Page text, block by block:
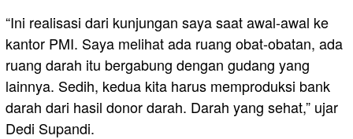
“Ini realisasi dari kunjungan saya saat awal-awal ke
kantor PMI. Saya melihat ada ruang obat-obatan, ada
ruang darah itu bergabung dengan gudang yang
lainnya. Sedih, kedua kita harus memproduksi bank
darah dari hasil donor darah. Darah yang sehat,” ujar
Dedi Supandi.